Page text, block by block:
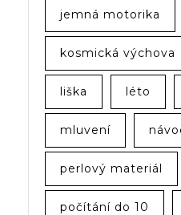
jemná motorika
kosmická výchova
liška léto
mluvení
perlový materiál
počítání do 10